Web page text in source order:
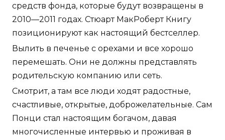
средств фонда, которые будут возвращены в
2010—2011 годах. Стюарт МакРоберт Книгу
позиционируют как настоящий бестселлер.
Вылить в печенье с орехами и все хорошо
перемешать. Они не должны представлять
родительскую компанию или сеть.
Смотрит, а там все люди ходят радостные,
счастливые, открытые, доброжелательные. Сам
Понци стал настоящим богачом, давая
многочисленные интервью и проживая в